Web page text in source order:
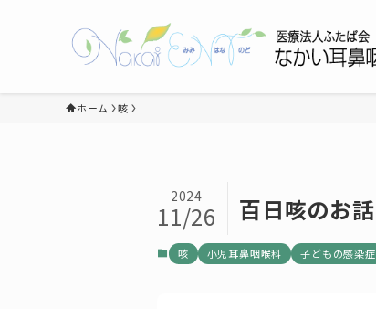
ホーム 咳
百日咳のお話
2024
11/26
咳 小児耳鼻咽喉科 子どもの感染症